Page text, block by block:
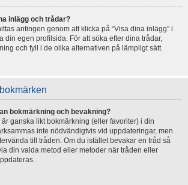
inlägg och trådar?
antingen genom att klicka på “Visa dina inlägg” i
din egen profilsida. För att söka efter dina trådar,
och fyll i de olika alternativen på lämpligt sätt.
bokmärkning och bevakning?
ganska likt bokmärkning (eller favoriter) i din
inte nödvändigtvis vid uppdateringar, men
till tråden. Om du istället bevakar en tråd så
din valda metod eller metoder när tråden eller